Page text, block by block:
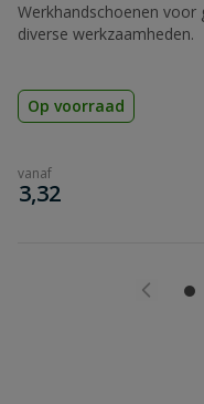
Werkhandschoenen voor
diverse werkzaamheden.
Op voorraad
vanaf
€
3,32